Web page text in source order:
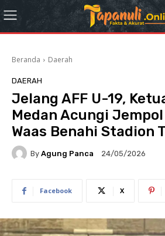
Beranda Daerah
DAERAH
Jelang AFF U-19,
Medan Acungi Jempol
Waas Benahi Stadion
By Agung Panca 24/05/2026
Facebook X